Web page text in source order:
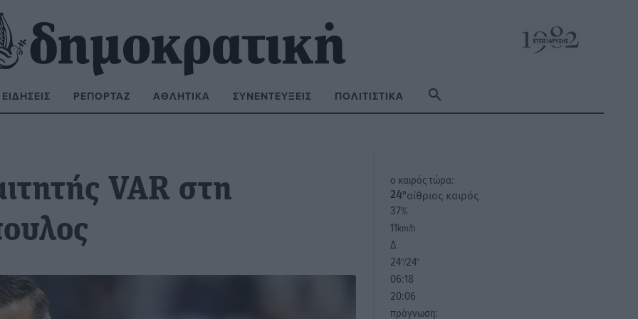
ΕΙΔΉΣΕΙΣ ΡΕΠΟΡΤΆΖ ΑΘΛΗΤΙΚΆ ΣΥΝΕΝΤΕΎΞΕΙΣ ΠΟΛΙΤΙΣΤΙΚΆ
VAR στη
o καιρός τώρα:
24°αίθριος καιρός
37%
11km/h
Δ
24°/24°
06:18
20:06
πρόγνωση: